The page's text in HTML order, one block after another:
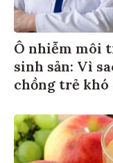
Ô nhiễm môi
sinh sản: Vì
chồng trẻ khó